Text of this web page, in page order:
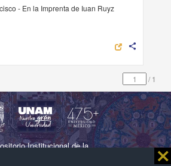
⨯
- En la Imprenta de Iuan Ruyz
share
/1
Institucional de la